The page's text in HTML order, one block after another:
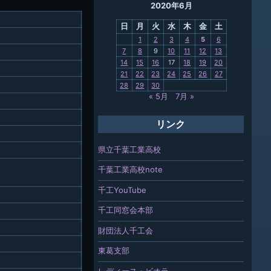
校
ちば
2020年6月
日 月 火 水 木 金 土
1 2 3 4 5
6
7
8 9 10 11 12
13
14
15 16 17 18 19
20
21
22 23 24 25 26
27
28
29 30
« 5月 7月 »
リンク
県立千葉工業高校
千葉工業高校note
千工YouTube
千工同窓会本部
財団法人千工会
東葛支部